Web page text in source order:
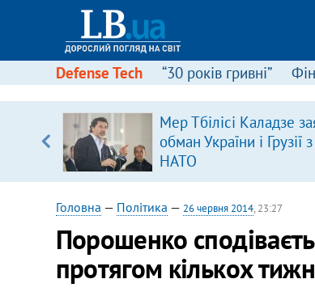
Defense Tech “30 років гривні”
Мер Тбілісі Каладзе
обман України і Грузії
НАТО
Головна — Політика — 26 червня 2014, 23:27
Порошенко
протягом кількох